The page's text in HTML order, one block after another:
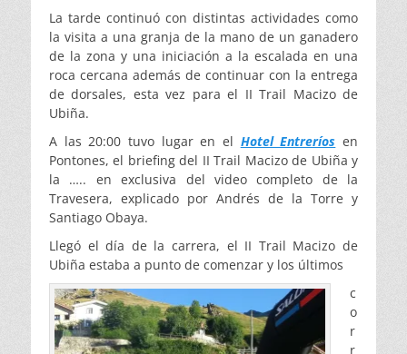
La tarde continuó con distintas actividades como
la visita a una granja de la mano de un ganadero
de la zona y una iniciación a la escalada en una
roca cercana además de continuar con la entrega
de dorsales, esta vez para el II Trail Macizo de
Ubiña.
A las 20:00 tuvo lugar en el Hotel Entreríos en
Pontones, el briefing del II Trail Macizo de Ubiña y
la ….. en exclusiva del video completo de la
Travesera, explicado por Andrés de la Torre y
Santiago Obaya.
Llegó el día de la carrera, el II Trail Macizo de
Ubiña estaba a punto de comenzar y los últimos
c
o
r
r